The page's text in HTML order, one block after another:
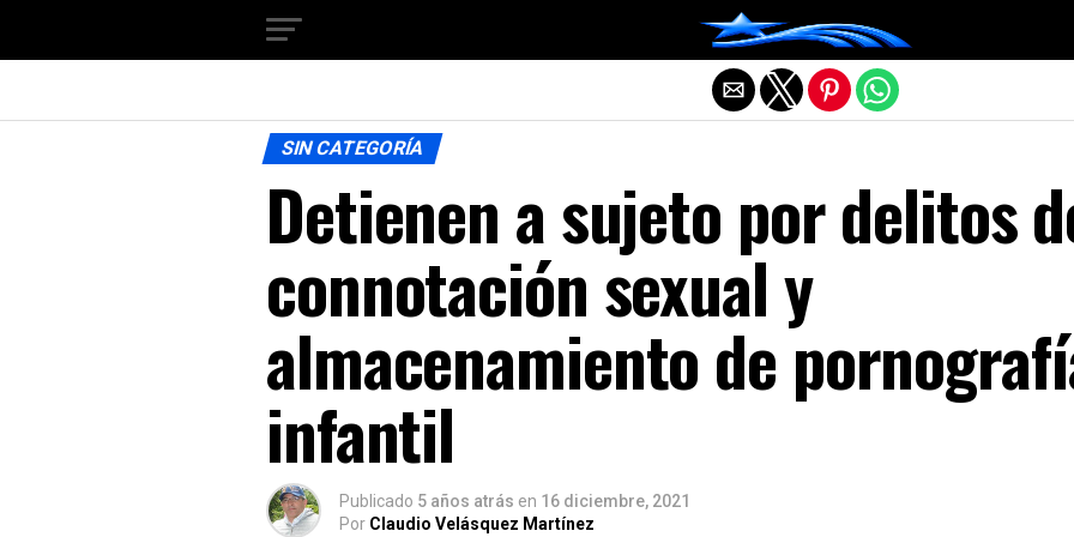
SIN CATEGORÍA
Detienen a sujeto por delitos
connotación sexual y
almacenamiento de
infantil
Publicado 5 años atrás en 16 diciembre, 2021
Por Claudio Velásquez Martínez
Salir de la versión móvil